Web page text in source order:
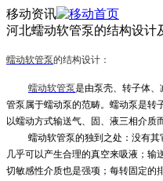
移动资讯
河北蠕动软管泵的结构设计
蠕动软管泵的结构设计：
蠕动软管泵是由泵壳、转子体
管泵属于蠕动泵的范畴。蠕动泵是转
以蠕动方式输送气、固、液三相介质
蠕动软管泵的独到之处：没有其
几乎可以产生合理的真空来吸液；输
切敏感性介质也是强项；每转固定的